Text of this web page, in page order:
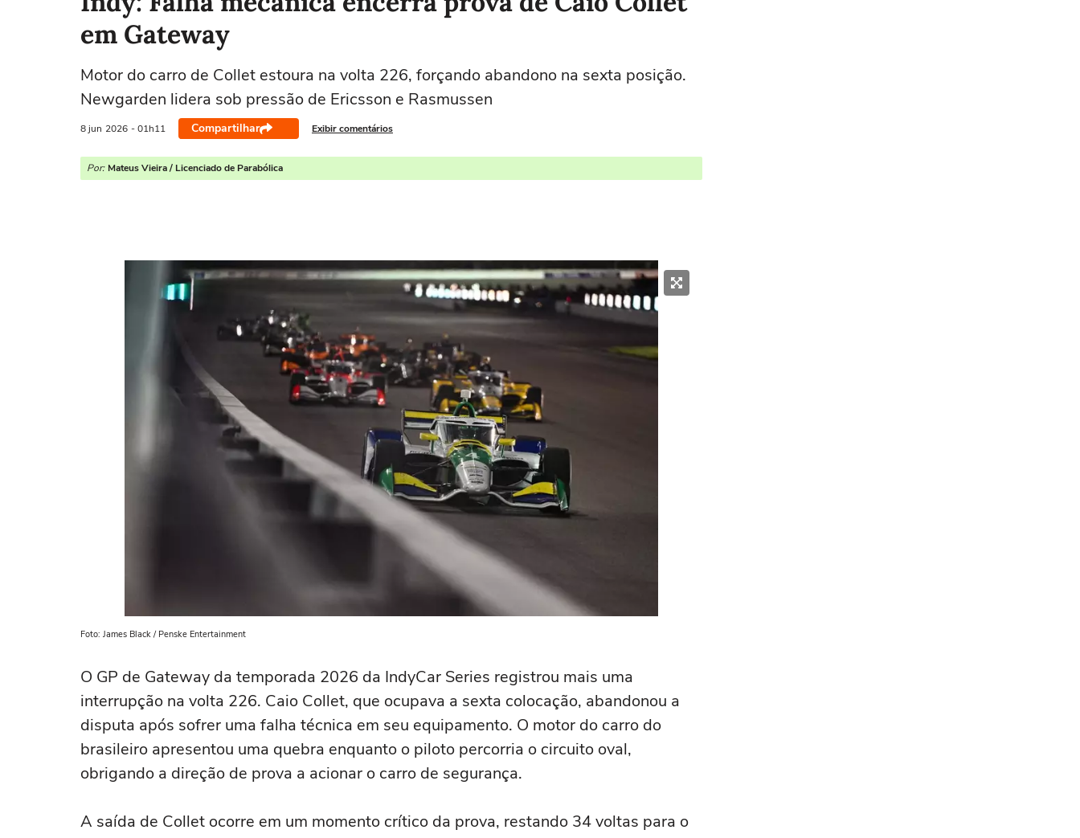
em Gateway
Motor do carro de Collet estoura na volta 226, forçando abandono na sexta posição.
Newgarden lidera sob pressão de Ericsson e Rasmussen
8 jun 2026 - 01h11 Compartilhar Exibir comentários
Por: Mateus Vieira / Licenciado de Parabólica
Foto: James Black / Penske Entertainment
O GP de Gateway da temporada 2026 da IndyCar Series registrou mais uma
interrupção na volta 226. Caio Collet, que ocupava a sexta colocação, abandonou a
disputa após sofrer uma falha técnica em seu equipamento. O motor do carro do
brasileiro apresentou uma quebra enquanto o piloto percorria o circuito oval,
obrigando a direção de prova a acionar o carro de segurança.
A saída de Collet ocorre em um momento crítico da prova, restando 34 voltas para o